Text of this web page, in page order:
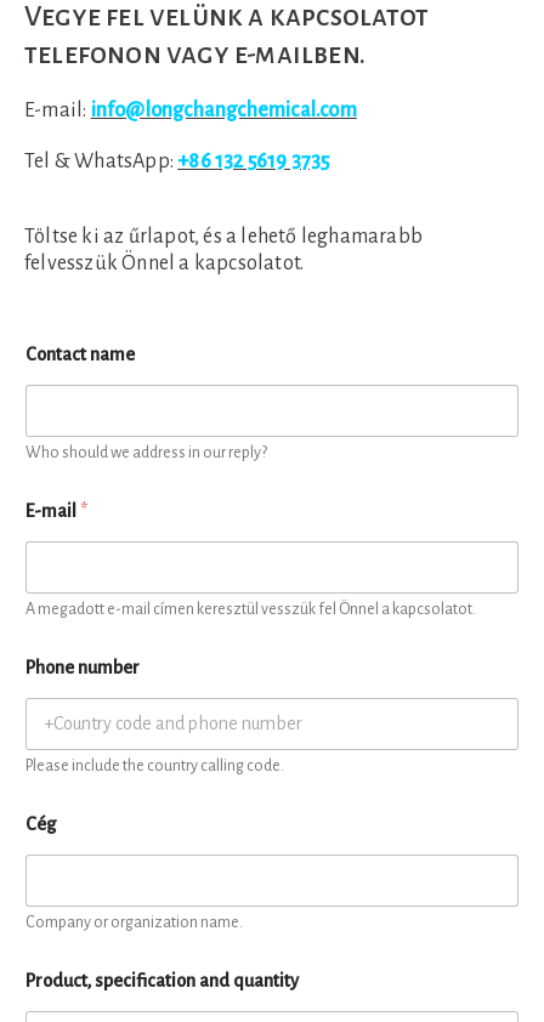
Vegye fel velünk a kapcsolatot
telefonon vagy e-mailben.
E-mail: info@longchangchemical.com
Tel & WhatsApp:+86 132 5619 3735
Töltse ki az űrlapot, és a lehető leghamarabb
felvesszük Önnel a kapcsolatot.
Contact name
Who should we address in our reply?
E-mail *
A megadott e-mail címen keresztül vesszük fel Önnel a kapcsolatot.
Phone number
Please include the country calling code.
Cég
Company or organization name.
Product, specification and quantity